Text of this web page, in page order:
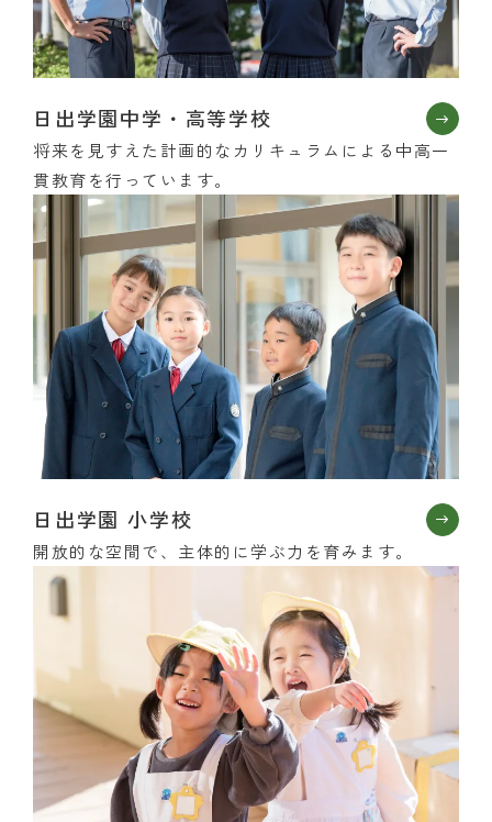
日出学園中学・高等学校
将来を見すえた計画的なカリキュラムによる中高一
貫教育を行っています。
日出学園 小学校
開放的な空間で、主体的に学ぶ力を育みます。